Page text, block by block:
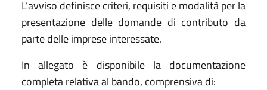
L’avviso definisce criteri, requisiti e modalità per la
presentazione delle domande di contributo da
parte delle imprese interessate.
In allegato è disponibile la documentazione
completa relativa al bando, comprensiva di: